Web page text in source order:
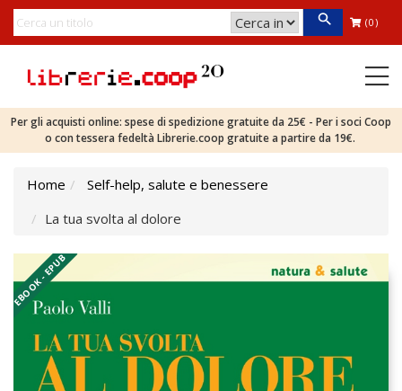
(0)
Per gli acquisti online: spese di spedizione gratuite da 25€ - Per i soci Coop
o con tessera fedeltà Librerie.coop gratuite a partire da 19€.
Home
Self-help, salute e benessere
La tua svolta al dolore
EBOOK - EPUB